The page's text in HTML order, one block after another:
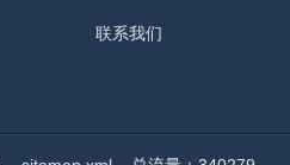
联系我们